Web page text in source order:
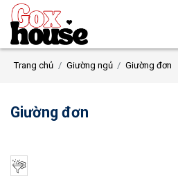
Trang chủ Giường ngủ Giường đơn
Giường đơn